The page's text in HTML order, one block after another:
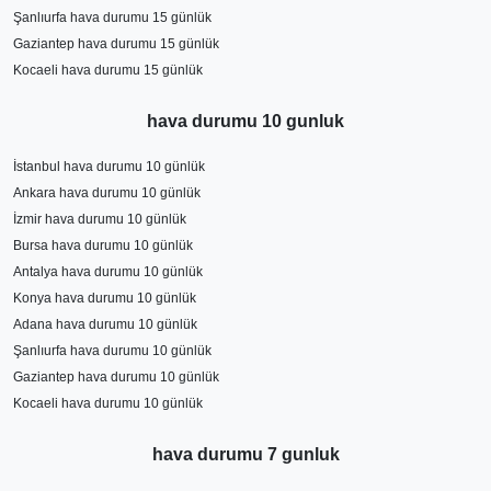
Şanlıurfa hava durumu 15 günlük
Gaziantep hava durumu 15 günlük
Kocaeli hava durumu 15 günlük
hava durumu 10 gunluk
İstanbul hava durumu 10 günlük
Ankara hava durumu 10 günlük
İzmir hava durumu 10 günlük
Bursa hava durumu 10 günlük
Antalya hava durumu 10 günlük
Konya hava durumu 10 günlük
Adana hava durumu 10 günlük
Şanlıurfa hava durumu 10 günlük
Gaziantep hava durumu 10 günlük
Kocaeli hava durumu 10 günlük
hava durumu 7 gunluk